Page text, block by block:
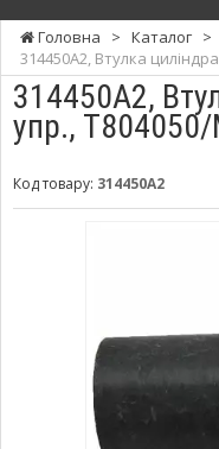
до
сільгосптехніки,
навантажувачів
та
вантажівок
Головна > Каталог >
314450A2, Втулка
314450A2,
упр.,
Код товару: 314450A2